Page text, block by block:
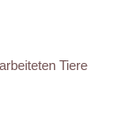
Tiere